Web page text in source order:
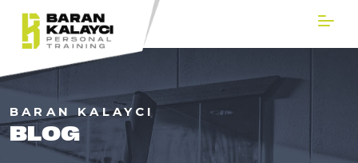
BARAN KALAYCI
BLOG